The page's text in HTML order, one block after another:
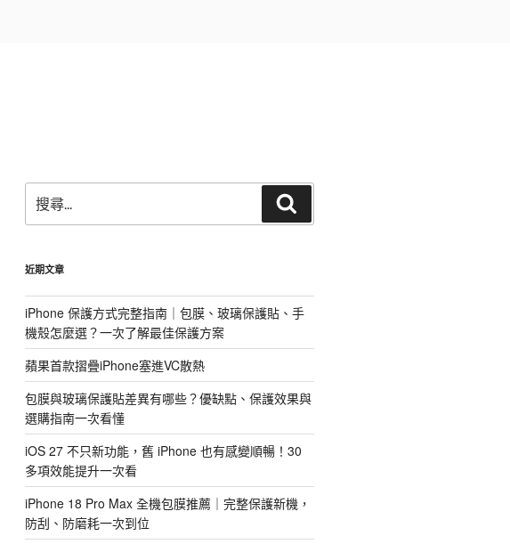
尋
關
字:
尋
近期文章
iPhone 保護方式完整指南｜包膜、玻璃保護貼、手
機殼怎麼選？一次了解最佳保護方案
蘋果首款摺疊iPhone塞進VC散熱
包膜與玻璃保護貼差異有哪些？優缺點、保護效果與
選購指南一次看懂
iOS 27 不只新功能，舊 iPhone 也有感變順暢！30
多項效能提升一次看
iPhone 18 Pro Max 全機包膜推薦｜完整保護新機，
防刮、防磨耗一次到位